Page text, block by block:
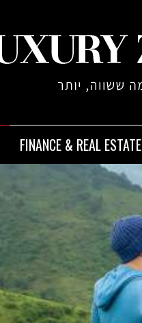
FINANCE & REAL ESTATE